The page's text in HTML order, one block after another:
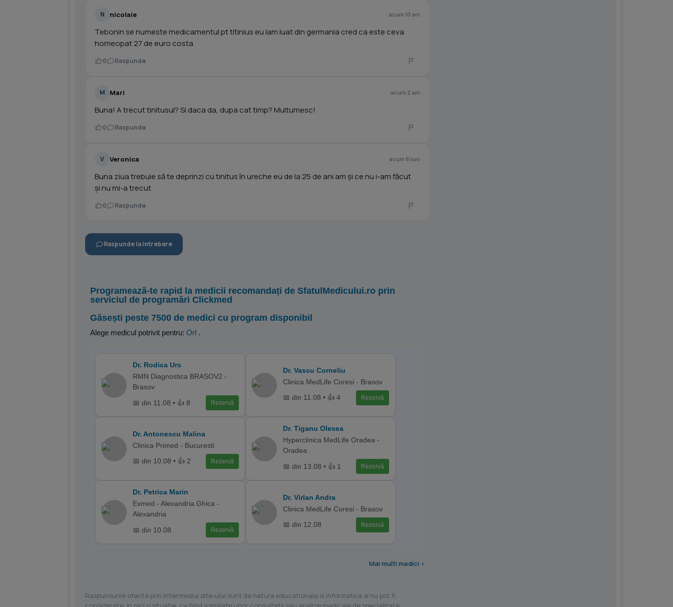
N nicolaie acum 10 ani
Tebonin se numeste medicamentul pt titinius eu lam luat din germania cred ca este ceva
homeopat 27 de euro costa
0 Raspunde
M Mari acum 2 ani
Buna! A trecut tinitusul? Si daca da, dupa cat timp? Multumesc!
0 Raspunde
V Veronica acum 8 luni
Buna ziua trebuie să te deprinzi cu tinitus în ureche eu de la 25 de ani am și ce nu i-am făcut
și nu mi-a trecut
0 Raspunde
Raspunde la intrebare
Programează-te rapid la medicii recomandați de SfatulMedicului.ro prin
serviciul de programări Clickmed
Găsești peste 7500 de medici cu program disponibil
Alege medicul potrivit pentru: Orl .
Dr. Rodica Urs
RMN Diagnostica BRASOV2 -
Brasov
📅 din 11.08 • 👍 8
Rezervă
Dr. Vascu Corneliu
Clinica MedLife Coresi - Brasov
📅 din 11.08 • 👍 4
Rezervă
Dr. Antonescu Malina
Clinica Primed - Bucuresti
📅 din 10.08 • 👍 2
Rezervă
Dr. Tiganu Olesea
Hyperclinica MedLife Oradea -
Oradea
📅 din 13.08 • 👍 1
Rezervă
Dr. Petrica Marin
Exmed - Alexandria Ghica -
Alexandria
📅 din 10.08
Rezervă
Dr. Virlan Andra
Clinica MedLife Coresi - Brasov
📅 din 12.08
Rezervă
Mai multi medici >
Raspunsurile oferite prin intermediul site-ului sunt de natura educationala si informativa si nu pot fi